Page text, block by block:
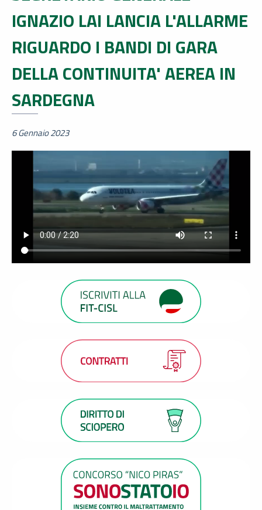
IGNAZIO LAI LANCIA L'ALLARME
RIGUARDO I BANDI DI GARA
DELLA CONTINUITA' AEREA IN
SARDEGNA
6 Gennaio 2023